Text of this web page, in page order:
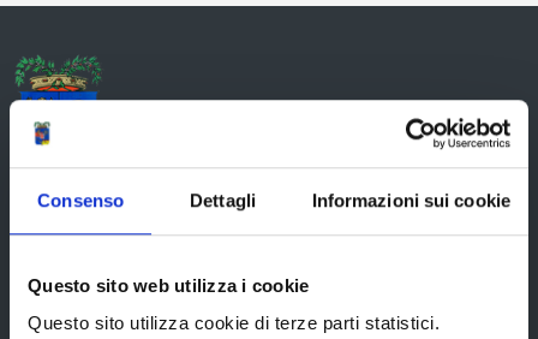
Consenso Dettagli Informazioni sui cookie
Questo sito web utilizza i cookie
Questo sito utilizza cookie di terze parti statistici.
Provincia di Reggio Emilia